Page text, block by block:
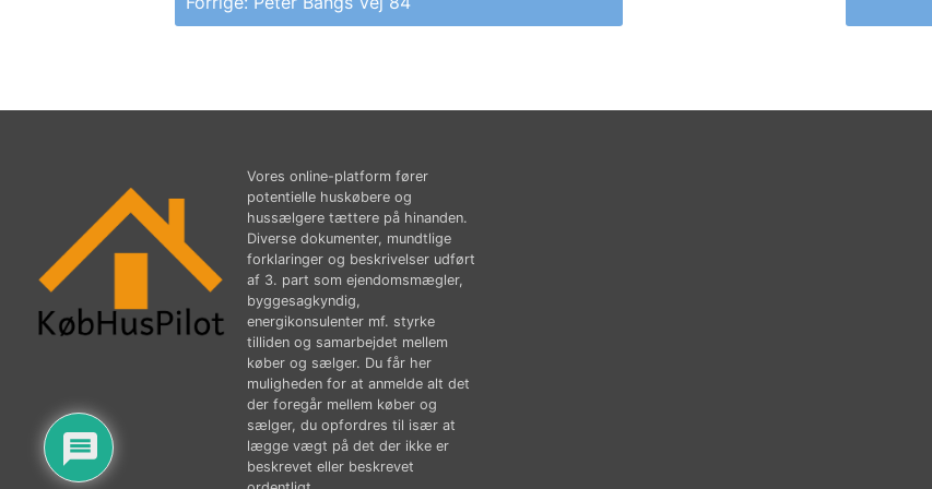
Vores online-platform fører
potentielle huskøbere og
hussælgere tættere på hinanden.
Diverse dokumenter, mundtlige
forklaringer og beskrivelser udført
af 3. part som ejendomsmægler,
byggesagkyndig,
energikonsulenter mf. styrke
tilliden og samarbejdet mellem
køber og sælger. Du får her
muligheden for at anmelde alt det
der foregår mellem køber og
sælger, du opfordres til især at
lægge vægt på det der ikke er
beskrevet eller beskrevet